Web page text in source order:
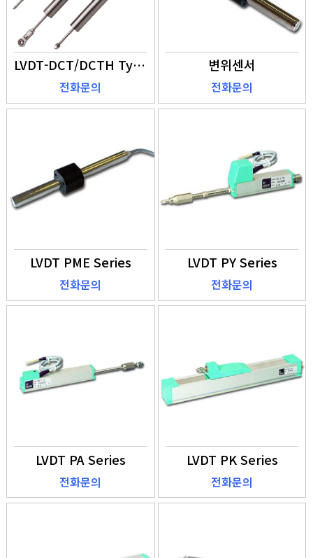
LVDT-DCT/DCTH Type
전화문의
변위센서
전화문의
LVDT PME Series
전화문의
LVDT PY Series
전화문의
LVDT PA Series
전화문의
LVDT PK Series
전화문의